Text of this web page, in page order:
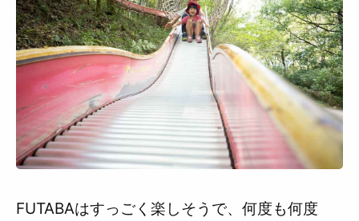
FUTABAはすっごく楽しそうで、何度も何度